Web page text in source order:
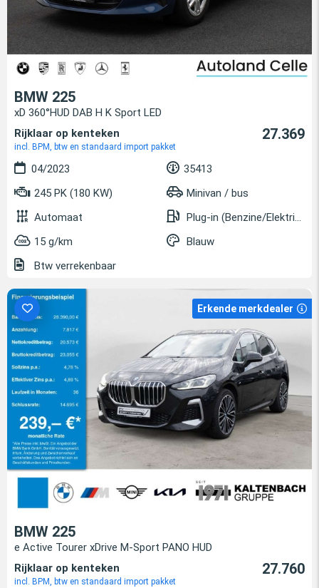
BMW 225
xD 360°HUD DAB H K Sport LED
Rijklaar op kenteken
incl. BPM, btw en standaard import pakket
27.369
04/2023
35413
245 PK (180 KW)
Minivan / bus
Automaat
Plug-in (Benzine/Elektrisch)
15 g/km
Blauw
Btw verrekenbaar
Erkende merkdealer
BMW 225
e Active Tourer xDrive M-Sport PANO HUD
Rijklaar op kenteken
incl. BPM, btw en standaard import pakket
27.760